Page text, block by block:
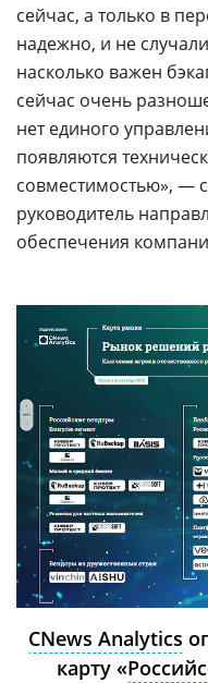
сейчас, а только в
надежно, и не
насколько важен
сейчас очень
нет единого
появляются
совместимостью», —
руководитель
обеспечения
CNews Analytics
карту «